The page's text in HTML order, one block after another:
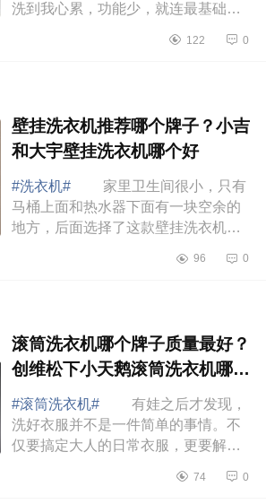
洗到我心累，功能少，就连最基础的
大家介绍下小天鹅双洗站优缺点？小
122 0
壁挂洗衣机推荐哪个牌子？小吉
和大宇壁挂洗衣机哪个好
#洗衣机#
家里卫生间很小，只有
马桶上面和热水器下面有一块空余的
地方，后面选择了这款壁挂洗衣机，
天换下的衣服，都不用攒一大堆再去
96 0
滚筒洗衣机哪个牌子质量最好？
创维松下小天鹅滚筒洗衣机哪个
好
#滚筒洗衣机#
有娃之后才发现，
洗好衣服并不是一件简单的事情。不
仅要搞定大人的日常衣服，更要解决
们选对了洗衣机，才让这件本来不简
74 0